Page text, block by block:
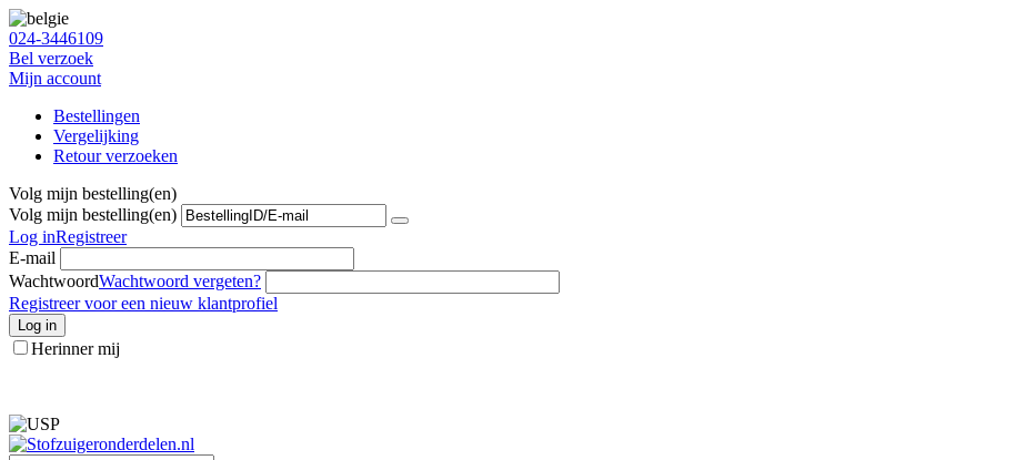
024-3446109
Bel verzoek
Mijn account
Bestellingen
Vergelijking
Retour verzoeken
Volg mijn bestelling(en)
Volg mijn bestelling(en)
Log inRegistreer
E-mail
WachtwoordWachtwoord vergeten?
Registreer voor een nieuw klantprofiel
Log in
Herinner mij